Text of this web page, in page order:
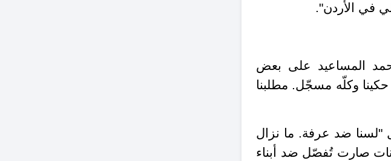
في الأردن".
المساعيد على بعض
حكينا وكلّه مسجّل. مطلبنا
"لسنا ضد عرفة. ما نزال
صارت تُفصّل ضد أبناء